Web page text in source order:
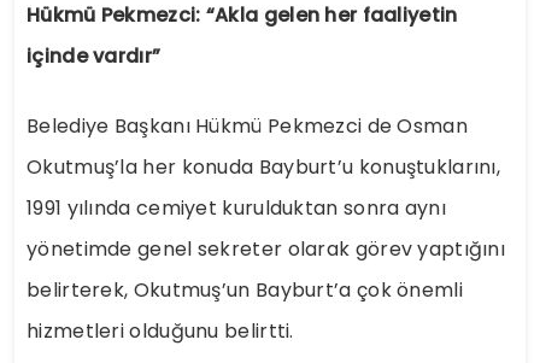
Hükmü Pekmezci: “Akla gelen her faaliyetin
içinde vardır”
Belediye Başkanı Hükmü Pekmezci de Osman
Okutmuş’la her konuda Bayburt’u konuştuklarını,
1991 yılında cemiyet kurulduktan sonra aynı
yönetimde genel sekreter olarak görev yaptığını
belirterek, Okutmuş’un Bayburt’a çok önemli
hizmetleri olduğunu belirtti.